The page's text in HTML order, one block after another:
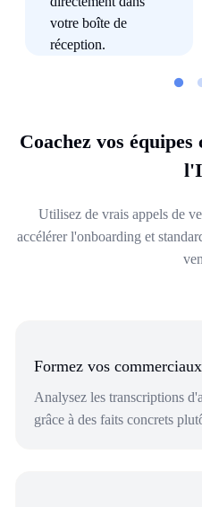
Coachez vos
Utilisez de vrais appels de
accélérer l'onboarding et
Formez vos
Analysez les transcriptions
grâce à des faits concrets